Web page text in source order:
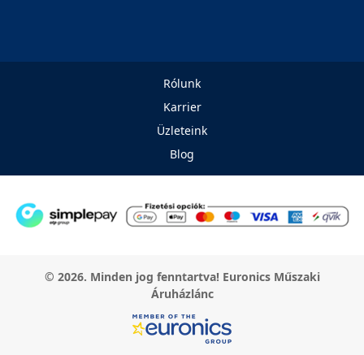
Rólunk
Karrier
Üzleteink
Blog
© 2026. Minden jog fenntartva! Euronics Műszaki
Áruházlánc